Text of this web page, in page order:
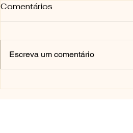
Comentários
Escreva um comentário